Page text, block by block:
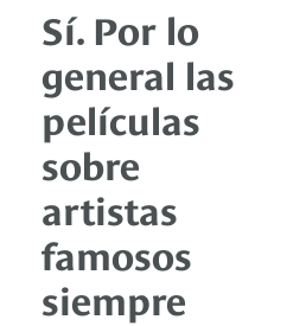
Sí. Por lo
general las
películas
sobre
artistas
famosos
siempre